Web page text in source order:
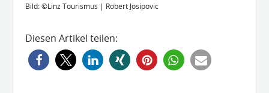
Bild: ©Linz Tourismus | Robert Josipovic
Diesen Artikel teilen: